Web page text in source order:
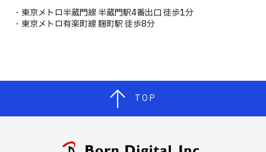
・東京メトロ半蔵門線 半蔵門駅4番出口 徒歩1分
・東京メトロ有楽町線 麹町駅 徒歩8分
TOP